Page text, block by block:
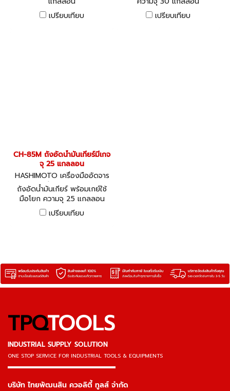
เปรียบเทียบ
เปรียบเทียบ
CH-85M ถังอัดน้ำมันเกียร์มีเกจ
จุ 25 แกลลอน
HASHIMOTO เครื่องมืออัดจาร
บี CH-85M
ถังอัดน้ำมันเกียร์ พร้อมเกย์ใช้
มือโยก ความจุ 25 แกลลอน
เปรียบเทียบ
TPQTOOLS
INDUSTRIAL SUPPLY SOLUTION
ONE STOP SERVICE FOR INDUSTRIAL TOOLS & EQUIPMENTS
▬▬▬▬▬▬▬▬▬▬▬▬▬▬▬
บริษัท ไทยพัฒนสิน ควอลิตี้ ทูลส์ จำกัด